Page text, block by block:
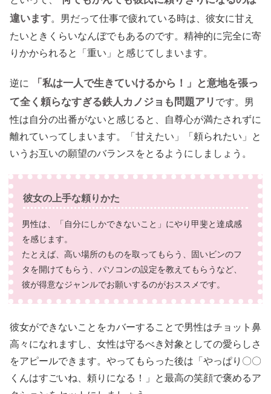
違います。男だって仕事で疲れている時は、彼女に甘え
たいときくらいなんぼでもあるのです。精神的に完全に寄
りかかられると「重い」と感じてしまいます。
逆に
「私は一人で生きていけるから！」と意地を張っ
て全く頼らなすぎる鉄人カノジョも問題アリ です。男
性は自分の出番がないと感じると、自尊心が満たされずに
離れていってしまいます。「甘えたい」「頼られたい」と
いうお互いの願望のバランスをとるようにしましょう。
彼女の上手な頼りかた
男性は、「自分にしかできないこと」にやり甲斐と達成感
を感じます。
たとえば、高い場所のものを取ってもらう、固いビンのフ
タを開けてもらう、パソコンの設定を教えてもらうなど、
彼が得意なジャンルでお願いするのがおススメです。
彼女ができないことをカバーすることで男性はチョット鼻
高々になれますし、女性は守るべき対象としての愛らしさ
をアピールできます。やってもらった後は「やっぱり〇〇
くんはすごいね、頼りになる！」と最高の笑顔で褒めるア